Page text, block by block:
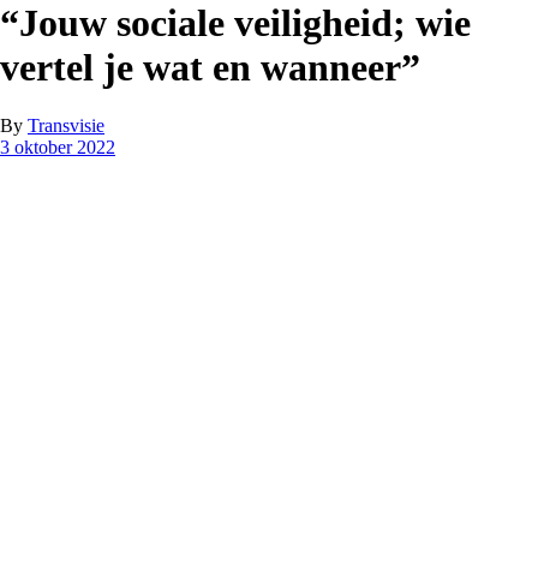
“Jouw sociale veiligheid; wie
vertel je wat en wanneer”
By Transvisie
3 oktober 2022